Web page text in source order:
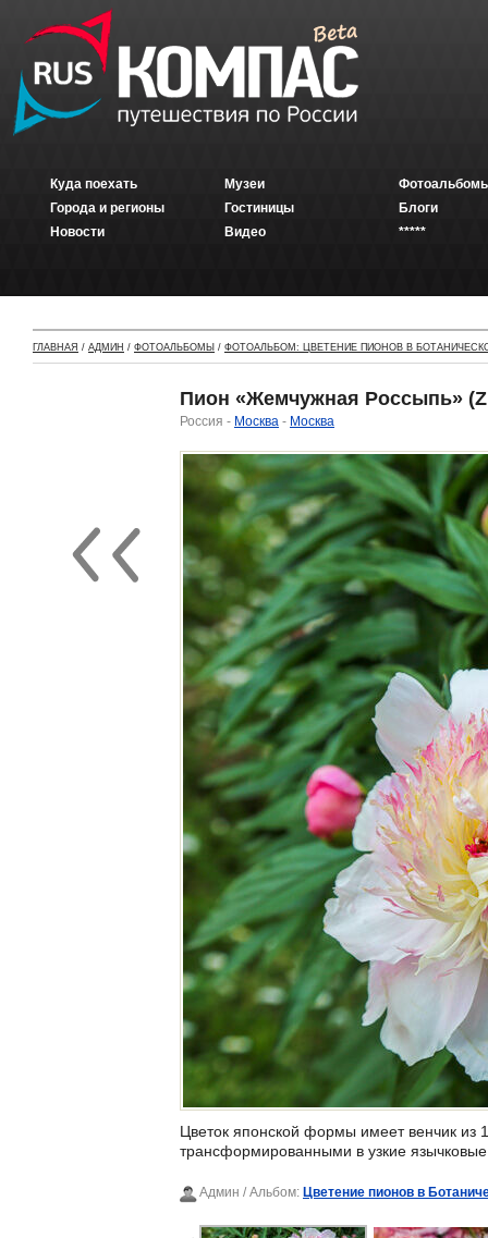
Куда поехать
Города и регионы
Новости
Музеи
Гостиницы
Видео
Блоги
*****
ГЛАВНАЯ / АДМИН / ФОТОАЛЬБОМЫ / ФОТОАЛЬБОМ: ЦВЕТЕНИЕ ПИОНОВ В
Пион «Жемчужная Россыпь»
Россия - Москва - Москва
Цветок японской формы имеет венчик из
трансформированными в узкие
Админ / Альбом: Цветение пионов в